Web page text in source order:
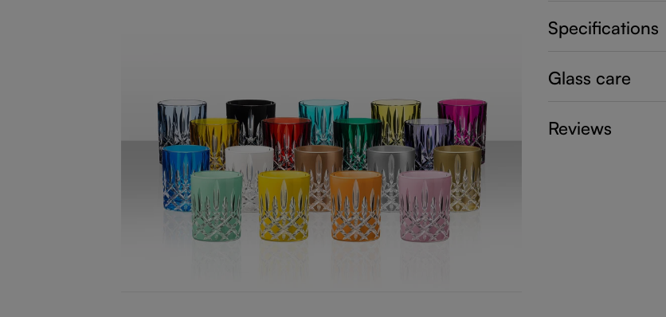
Specifications
Glass care
Reviews